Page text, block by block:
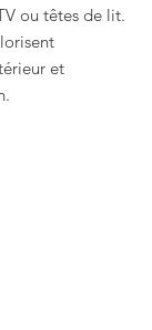
ou têtes de lit.
et